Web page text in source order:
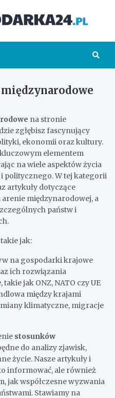
na stronie
zgłębisz fascynujący
ekonomii oraz kultury.
elementem
na wiele aspektów życia
politycznego. W tej kategorii
artykuły dotyczące
międzynarodowej, a
państw i
jak:
na gospodarki krajowe
ich rozwiązania
jak ONZ, NATO czy UE
między krajami
klimatyczne, migracje
stosunków
do analizy zjawisk,
życie. Nasze artykuły i
informować, ale również
jak współczesne wyzwania
Stawiamy na